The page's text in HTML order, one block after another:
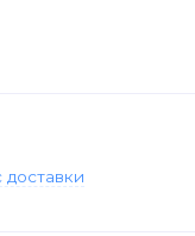
доставки